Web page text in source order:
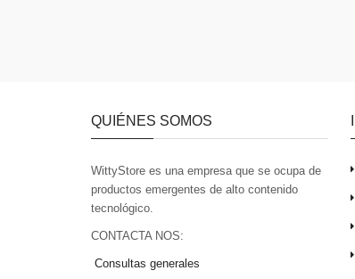
QUIÉNES SOMOS
WittyStore es una empresa que se ocupa de
productos emergentes de alto contenido
tecnológico.
CONTACTA NOS:
Consultas generales